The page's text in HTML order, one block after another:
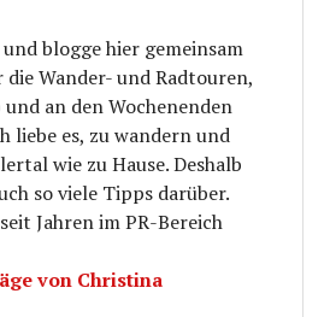
blogge hier gemeinsam
Wander- und Radtouren,
an den Wochenenden
liebe es, zu wandern und
wie zu Hause. Deshalb
so viele Tipps darüber.
Jahren im PR-Bereich
von Christina